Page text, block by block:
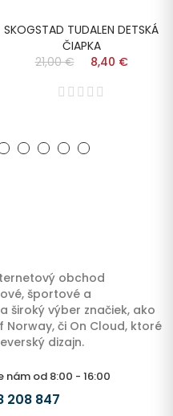
SKOGSTAD TUDALEN DETSKÁ
ČIAPKA
21,00 €
8,40 €
obchod
športové a
široký výber značiek, ako
Norway, či On Cloud, ktoré
dizajn.
od 8:00 - 16:00
208 847